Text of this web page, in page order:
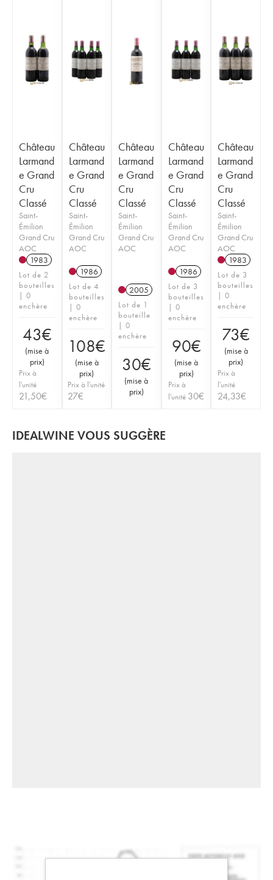
Château
Larmand
e Grand
Cru
Classé
Saint-
Émilion
Grand Cru
AOC
1983
Lot de 2
bouteilles
| 0
enchère
43€
(mise à
prix)
Prix à
l'unité
21,50€
Château
Larmand
e Grand
Cru
Classé
Saint-
Émilion
Grand Cru
AOC
1986
Lot de 4
bouteilles
| 0
enchère
108€
(mise à
prix)
Prix à l'unité
27€
Château
Larmand
e Grand
Cru
Classé
Saint-
Émilion
Grand Cru
AOC
2005
Lot de 1
bouteille
| 0
enchère
30€
(mise à
prix)
Château
Larmand
e Grand
Cru
Classé
Saint-
Émilion
Grand Cru
AOC
1986
Lot de 3
bouteilles
| 0
enchère
90€
(mise à
prix)
Prix à
l'unité 30€
Château
Larmand
e Grand
Cru
Classé
Saint-
Émilion
Grand Cru
AOC
1983
Lot de 3
bouteilles
| 0
enchère
73€
(mise à
prix)
Prix à
l'unité
24,33€
IDEALWINE VOUS SUGGÈRE